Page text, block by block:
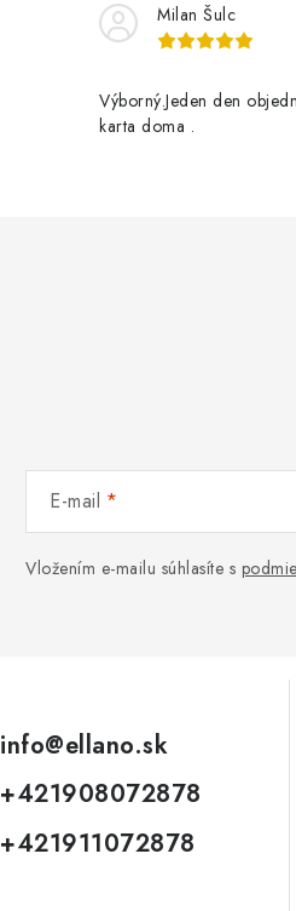
Milan Šulc
Výborný.Jeden den
karta doma .
E-mail
Vložením e-mailu súhlasíte s
info@ellano.sk
+421908072878
+421911072878